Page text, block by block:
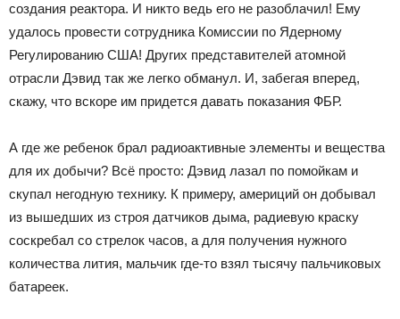
создания реактора. И никто ведь его не разоблачил! Ему
удалось провести сотрудника Комиссии по Ядерному
Регулированию США! Других представителей атомной
отрасли Дэвид так же легко обманул. И, забегая вперед,
скажу, что вскоре им придется давать показания ФБР.
А где же ребенок брал радиоактивные элементы и вещества
для их добычи? Всё просто: Дэвид лазал по помойкам и
скупал негодную технику. К примеру, америций он добывал
из вышедших из строя датчиков дыма, радиевую краску
соскребал со стрелок часов, а для получения нужного
количества лития, мальчик где-то взял тысячу пальчиковых
батареек.